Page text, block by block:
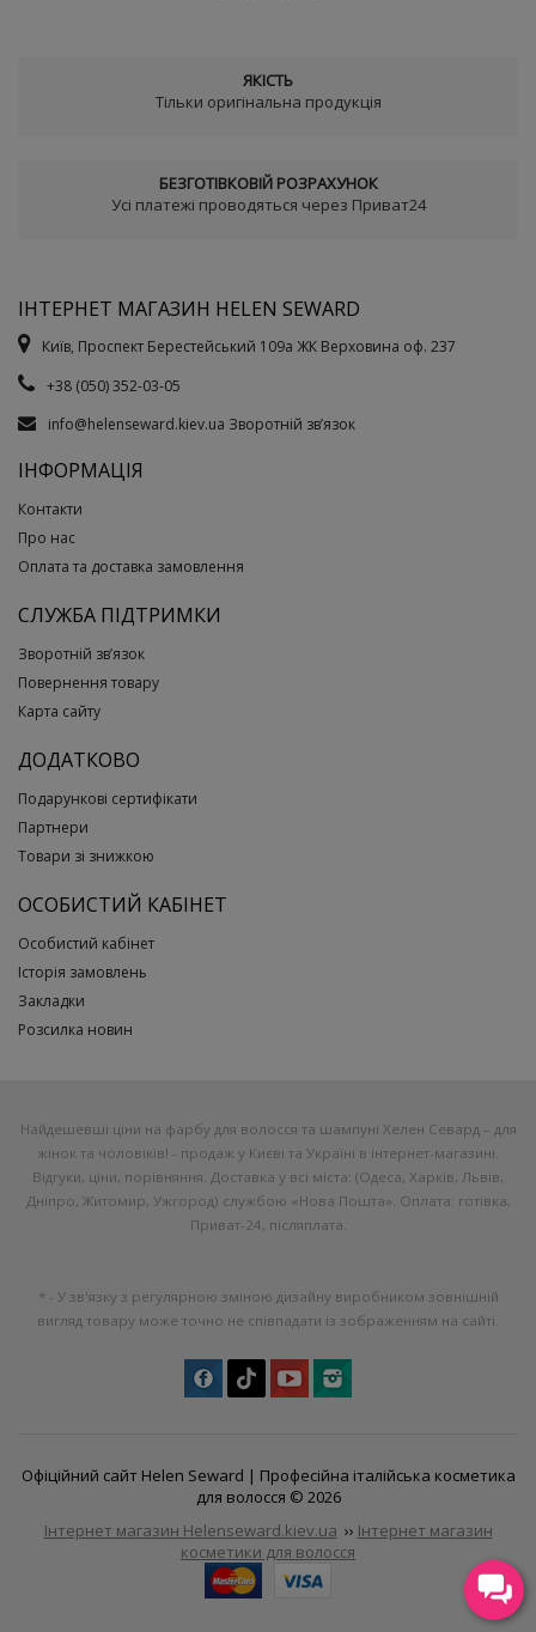
ЯКІСТЬ
Тільки оригінальна продукція
БЕЗГОТІВКОВІЙ РОЗРАХУНОК
Усі платежі проводяться через Приват24
ІНТЕРНЕТ МАГАЗИН HELEN SEWARD
Київ, Проспект Берестейський 109а ЖК Верховина оф. 237
+38 (050) 352-03-05
info@helenseward.kiev.ua Зворотній зв’язок
ІНФОРМАЦІЯ
Контакти
Про нас
Оплата та доставка замовлення
СЛУЖБА ПІДТРИМКИ
Зворотній зв’язок
Повернення товару
Карта сайту
ДОДАТКОВО
Подарункові сертифікати
Партнери
Товари зі знижкою
ОСОБИСТИЙ КАБІНЕТ
Особистий кабінет
Історія замовлень
Закладки
Розсилка новин
Найдешевші ціни на фарбу для волосся та шампуні Хелен Севард – для
жінок та чоловіків! - продаж у Києві та Україні в інтернет-магазині.
Відгуки, ціни, порівняння. Доставка у всі міста: (Одеса, Харків, Львів,
Дніпро, Житомир, Ужгород) службою «Нова Пошта». Оплата: готівка,
Приват-24, післяплата.
* - У зв'язку з регулярною зміною дизайну виробником зовнішній
вигляд товару може точно не співпадати із зображенням на сайті.
Офіційний сайт Helen Seward | Професійна італійська косметика
для волосся © 2026
Інтернет магазин Helenseward.kiev.ua ›› Інтернет магазин
косметики для волосся